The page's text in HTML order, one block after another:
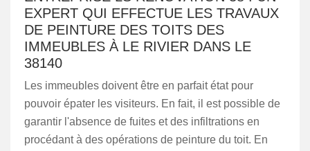
EXPERT QUI EFFECTUE LES TRAVAUX
DE PEINTURE DES TOITS DES
IMMEUBLES À LE RIVIER DANS LE
38140
Les immeubles doivent être en parfait état pour
pouvoir épater les visiteurs. En fait, il est possible de
garantir l'absence de fuites et des infiltrations en
procédant à des opérations de peinture du toit. En